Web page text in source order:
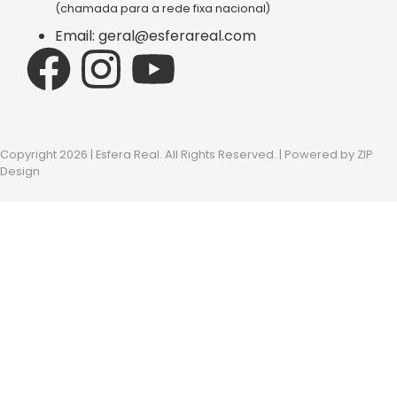
(chamada para a rede fixa nacional)
Email: geral@esferareal.com
Copyright 2026 | Esfera Real. All Rights Reserved. | Powered by ZIP
Design